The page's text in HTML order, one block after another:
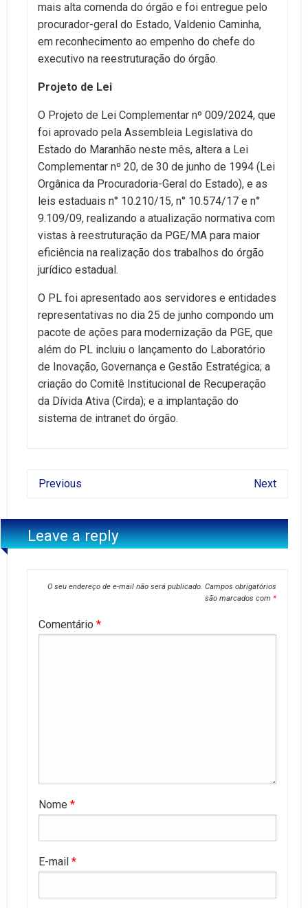
mais alta comenda do órgão e foi entregue pelo
procurador-geral do Estado, Valdenio Caminha,
em reconhecimento ao empenho do chefe do
executivo na reestruturação do órgão.
Projeto de Lei
O Projeto de Lei Complementar nº 009/2024, que
foi aprovado pela Assembleia Legislativa do
Estado do Maranhão neste mês, altera a Lei
Complementar nº 20, de 30 de junho de 1994 (Lei
Orgânica da Procuradoria-Geral do Estado), e as
leis estaduais n° 10.210/15, n° 10.574/17 e n°
9.109/09, realizando a atualização normativa com
vistas à reestruturação da PGE/MA para maior
eficiência na realização dos trabalhos do órgão
jurídico estadual.
O PL foi apresentado aos servidores e entidades
representativas no dia 25 de junho compondo um
pacote de ações para modernização da PGE, que
além do PL incluiu o lançamento do Laboratório
de Inovação, Governança e Gestão Estratégica; a
criação do Comitê Institucional de Recuperação
da Dívida Ativa (Cirda); e a implantação do
sistema de intranet do órgão.
Previous Next
Leave a reply
O seu endereço de e-mail não será publicado. Campos obrigatórios
são marcados com *
Comentário *
Nome *
E-mail *